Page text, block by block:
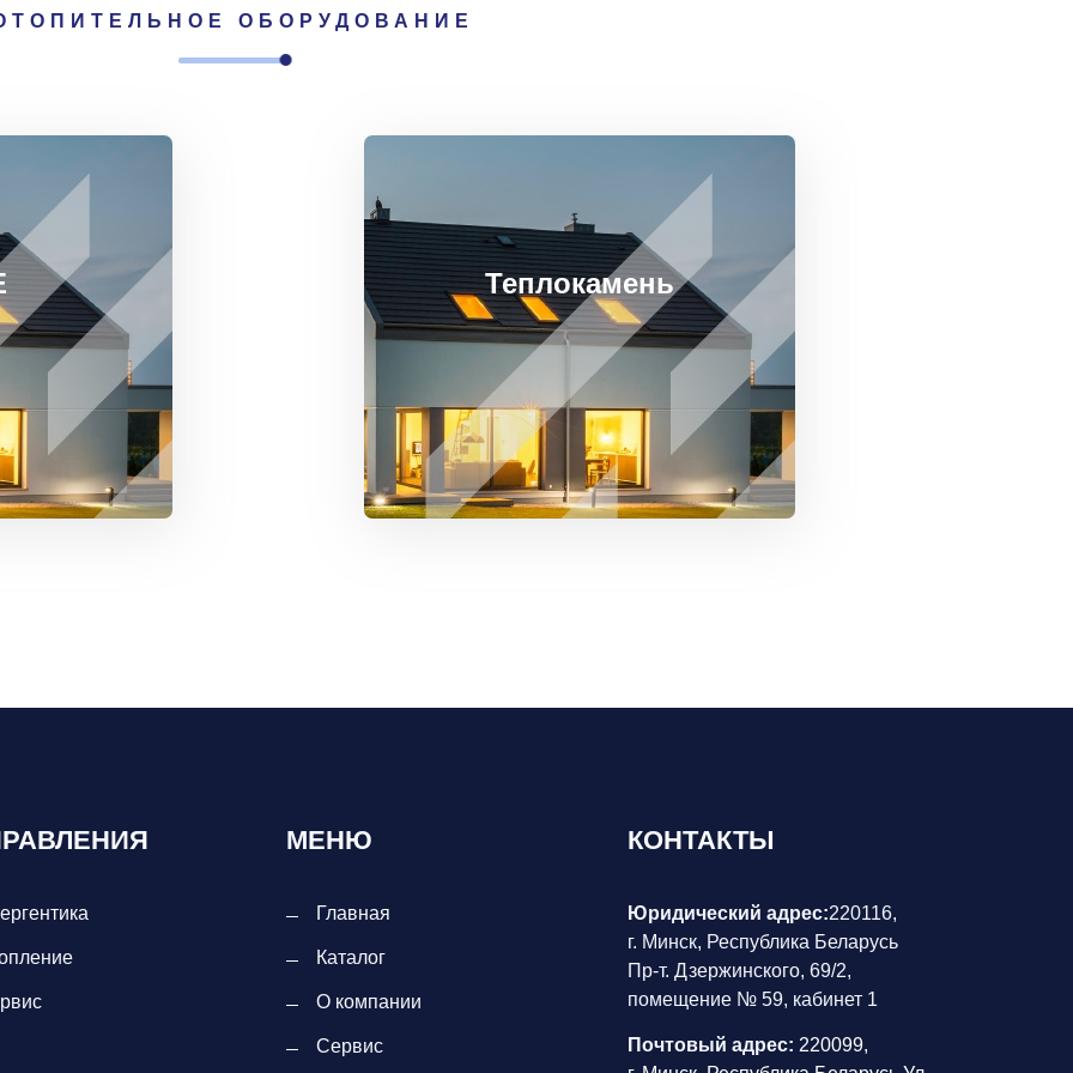
ОБОРУДОВАНИЕ
Теплокамень
МЕНЮ
Главная
Каталог
О компании
Сервис
КОНТАКТЫ
Юридический адрес:220116,
г. Минск, Республика Беларусь
Пр-т. Дзержинского, 69/2,
помещение № 59, кабинет 1
Почтовый адрес: 220099,